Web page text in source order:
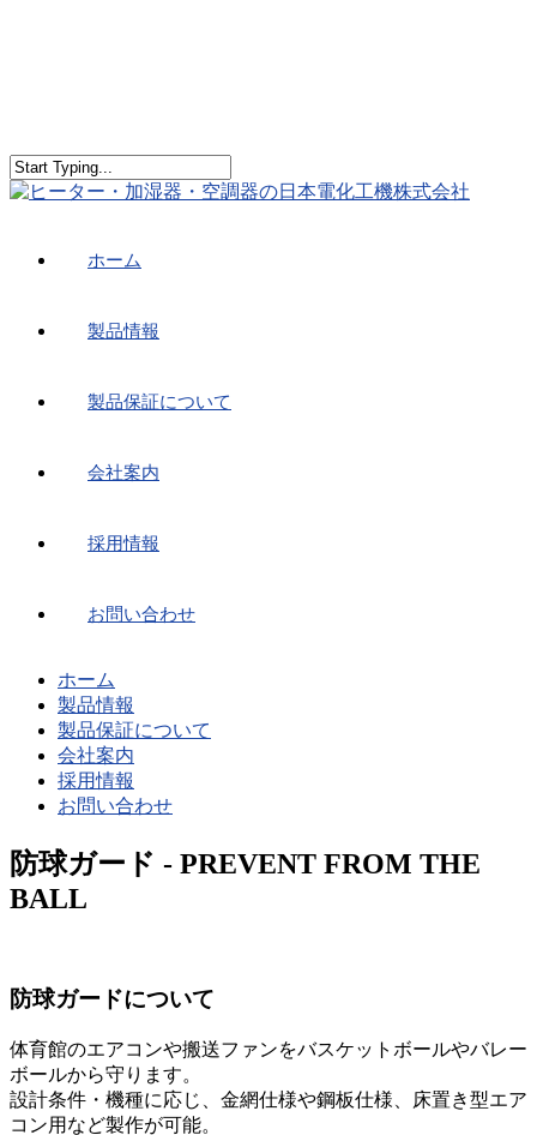
ホーム
製品情報
製品保証について
会社案内
採用情報
お問い合わせ
ホーム
製品情報
製品保証について
会社案内
採用情報
お問い合わせ
防球ガード - PREVENT FROM THE
BALL
防球ガードについて
体育館のエアコンや搬送ファンをバスケットボールやバレー
ボールから守ります。
設計条件・機種に応じ、金網仕様や鋼板仕様、床置き型エア
コン用など製作が可能。